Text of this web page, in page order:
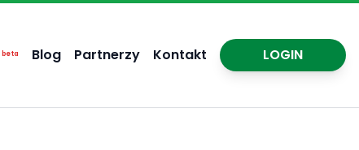
beta Blog Partnerzy Kontakt LOGIN